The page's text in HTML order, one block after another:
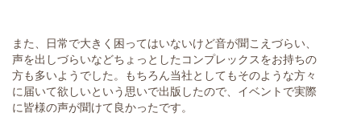
また、日常で大きく困ってはいないけど音が聞こえづらい、
声を出しづらいなどちょっとしたコンプレックスをお持ちの
方も多いようでした。もちろん当社としてもそのような方々
に届いて欲しいという思いで出版したので、イベントで実際
に皆様の声が聞けて良かったです。